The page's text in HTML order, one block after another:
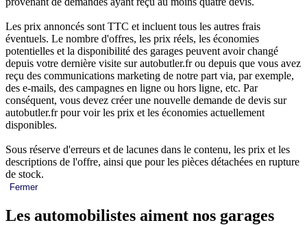
Les prix annoncés sont TTC et incluent tous les autres frais
éventuels. Le nombre d'offres, les prix réels, les économies
potentielles et la disponibilité des garages peuvent avoir changé
depuis votre dernière visite sur autobutler.fr ou depuis que vous avez
reçu des communications marketing de notre part via, par exemple,
des e-mails, des campagnes en ligne ou hors ligne, etc. Par
conséquent, vous devez créer une nouvelle demande de devis sur
autobutler.fr pour voir les prix et les économies actuellement
disponibles.
Sous réserve d'erreurs et de lacunes dans le contenu, les prix et les
descriptions de l'offre, ainsi que pour les pièces détachées en rupture
de stock.
Fermer
Les automobilistes aiment nos garages